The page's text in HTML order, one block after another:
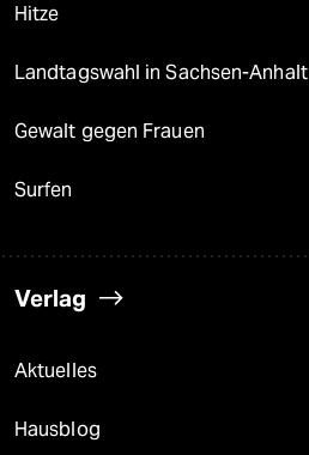
Hitze
Landtagswahl in Sachsen-Anhalt
Gewalt gegen Frauen
Surfen
Verlag
Aktuelles
Hausblog